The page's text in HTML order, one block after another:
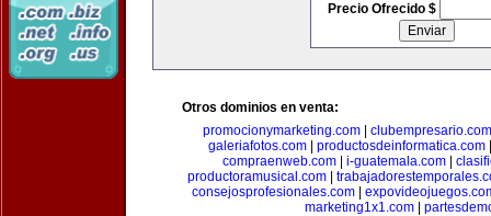
Precio Ofrecido $
Otros dominios en venta:
promocionymarketing.com| clubempresario.com
galeriafotos.com
productosdeinformatica.com
compraenweb.com| i-guatemala.com|
productoramusical.com
consejosprofesionales.com|
marketing1x1.com